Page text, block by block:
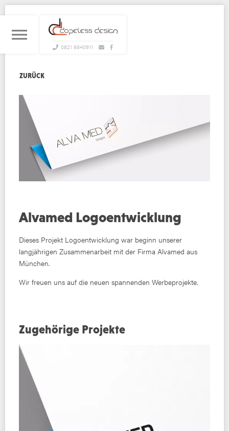
0821 8840911
ZURÜCK
Alvamed Logoentwicklung
Dieses Projekt Logoentwicklung war beginn unserer
langjährigen Zusammenarbeit mit der Firma Alvamed aus
München.
Wir freuen uns auf die neuen spannenden Werbeprojekte.
Zugehörige Projekte